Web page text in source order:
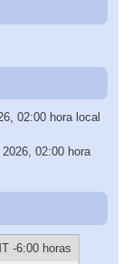
02:00 hora local
02:00 hora
-6:00 horas